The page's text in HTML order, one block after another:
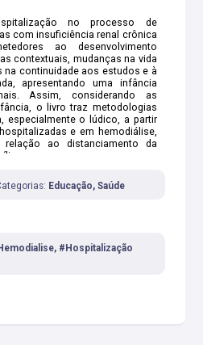
no processo de
com insuficiência renal crônica
ao desenvolvimento
contextuais, mudanças na vida
na continuidade aos estudos e à
apresentando uma infância
Assim, considerando as
o livro traz metodologias
especialmente o lúdico, a partir
e em hemodiálise,
ao distanciamento da
Educação, Saúde
#Hospitalização